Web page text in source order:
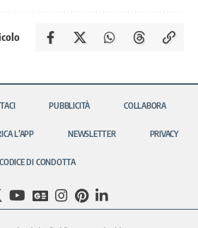
PUBBLICITÀ COLLABORA
L’APP NEWSLETTER PRIVACY
CODICE DI CONDOTTA